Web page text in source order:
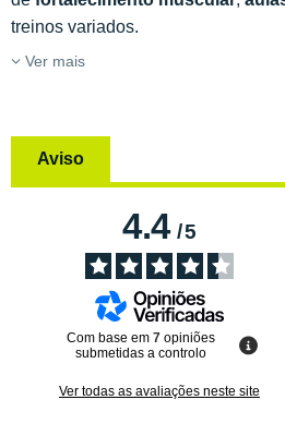
treinos variados.
Ver mais
Aviso
4.4/5
Com base em 7 opiniões
submetidas a controlo
Ver todas as avaliações neste site